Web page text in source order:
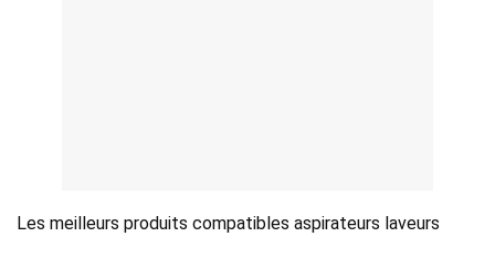
Les meilleurs produits compatibles aspirateurs laveurs